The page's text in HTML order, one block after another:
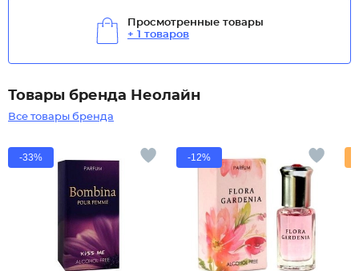
Просмотренные товары
+ 1 товаров
Товары бренда Неолайн
Все товары бренда
-33% -12%